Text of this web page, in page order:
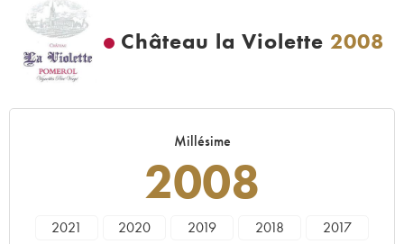
Château la Violette 2008
Millésime
2008
2021 2020 2019 2018
2017